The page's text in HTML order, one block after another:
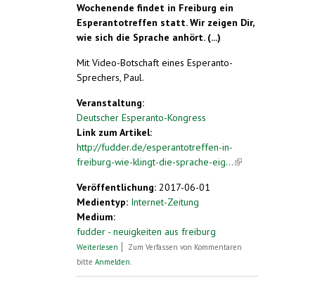
Wochenende findet in Freiburg ein
Esperantotreffen statt. Wir zeigen Dir,
wie sich die Sprache anhört. (...)
Mit Video-Botschaft eines Esperanto-
Sprechers, Paul.
Veranstaltung:
Deutscher Esperanto-Kongress
Link zum Artikel:
http://fudder.de/esperantotreffen-in-
freiburg-wie-klingt-die-sprache-eig...(link is
Veröffentlichung: 2017-06-01
Medientyp: Internet-Zeitung
Medium:
fudder - neuigkeiten aus freiburg
Weiterlesen über Esperantotreffen in Freiburg: Wie
Zum Verfassen von Kommentaren
bitte Anmelden.